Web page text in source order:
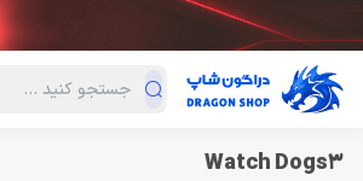
دسته‌بندی محصولات فروش ویژه
Watch Dogs3